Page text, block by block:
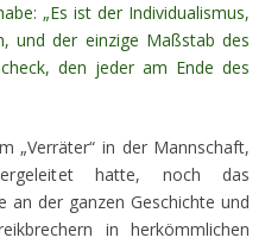
„Es ist der Individualismus,
und der einzige Maßstab des
den jeder am Ende des
„Verräter“ in der Mannschaft,
hatte, noch das
an der ganzen Geschichte und
in herkömmlichen